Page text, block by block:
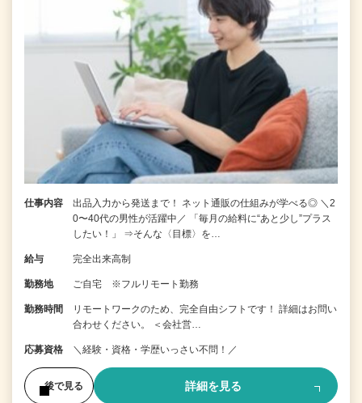
仕事内容
出品入力から発送まで！ ネット通販の仕組みが学べる◎ ＼2
0〜40代の男性が活躍中／ 「毎月の給料に“あと少し”プラス
したい！」 ⇒そんな〈目標〉を…
給与 完全出来高制
勤務地 ご自宅 ※フルリモート勤務
勤務時間
リモートワークのため、完全自由シフトです！ 詳細はお問い
合わせください。 ＜会社営…
応募資格 ＼経験・資格・学歴いっさい不問！／
後で見る 詳細を見る